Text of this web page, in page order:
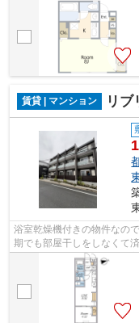
賃貸 | マンション リブ
浴室乾燥機付きの物件なの
期でも部屋干しをしなくて
れているため、外出が多い